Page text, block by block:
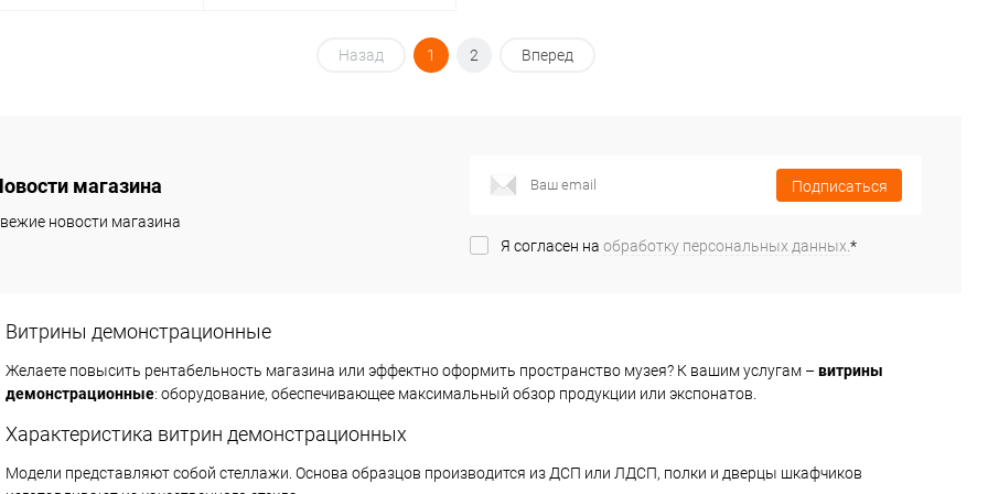
В корзину
Назад 1 2 Вперед
магазина
новости магазина
Подписаться
Я согласен на обработку персональных данных. *
Витрины демонстрационные
Желаете повысить рентабельность магазина или эффектно оформить пространство музея? К вашим услугам – витрины
демонстрационные: оборудование, обеспечивающее максимальный обзор продукции или экспонатов.
Характеристика витрин демонстрационных
Модели представляют собой стеллажи. Основа образцов производится из ДСП или ЛДСП, полки и дверцы шкафчиков